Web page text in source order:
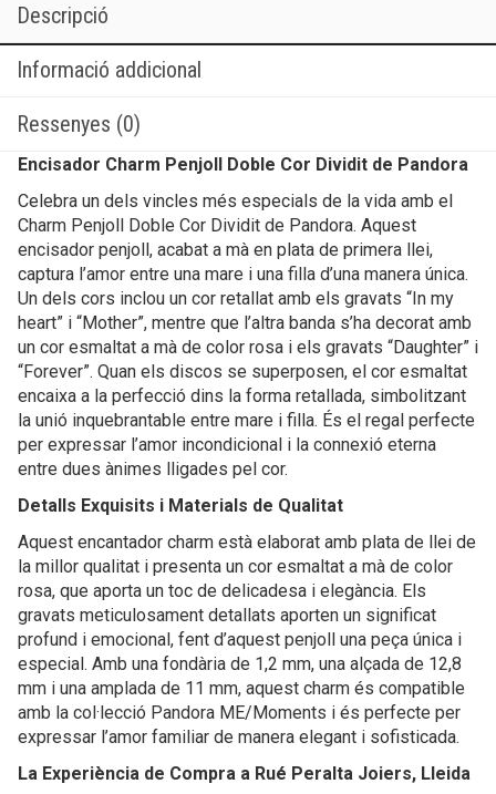
Descripció
Informació addicional
Ressenyes (0)
Encisador Charm Penjoll Doble Cor Dividit de Pandora
Celebra un dels vincles més especials de la vida amb el
Charm Penjoll Doble Cor Dividit de Pandora. Aquest
encisador penjoll, acabat a mà en plata de primera llei,
captura l’amor entre una mare i una filla d’una manera única.
Un dels cors inclou un cor retallat amb els gravats “In my
heart” i “Mother”, mentre que l’altra banda s’ha decorat amb
un cor esmaltat a mà de color rosa i els gravats “Daughter” i
“Forever”. Quan els discos se superposen, el cor esmaltat
encaixa a la perfecció dins la forma retallada, simbolitzant
la unió inquebrantable entre mare i filla. És el regal perfecte
per expressar l’amor incondicional i la connexió eterna
entre dues ànimes lligades pel cor.
Detalls Exquisits i Materials de Qualitat
Aquest encantador charm està elaborat amb plata de llei de
la millor qualitat i presenta un cor esmaltat a mà de color
rosa, que aporta un toc de delicadesa i elegància. Els
gravats meticulosament detallats aporten un significat
profund i emocional, fent d’aquest penjoll una peça única i
especial. Amb una fondària de 1,2 mm, una alçada de 12,8
mm i una amplada de 11 mm, aquest charm és compatible
amb la col·lecció Pandora ME/Moments i és perfecte per
expressar l’amor familiar de manera elegant i sofisticada.
La Experiència de Compra a Rué Peralta Joiers, Lleida